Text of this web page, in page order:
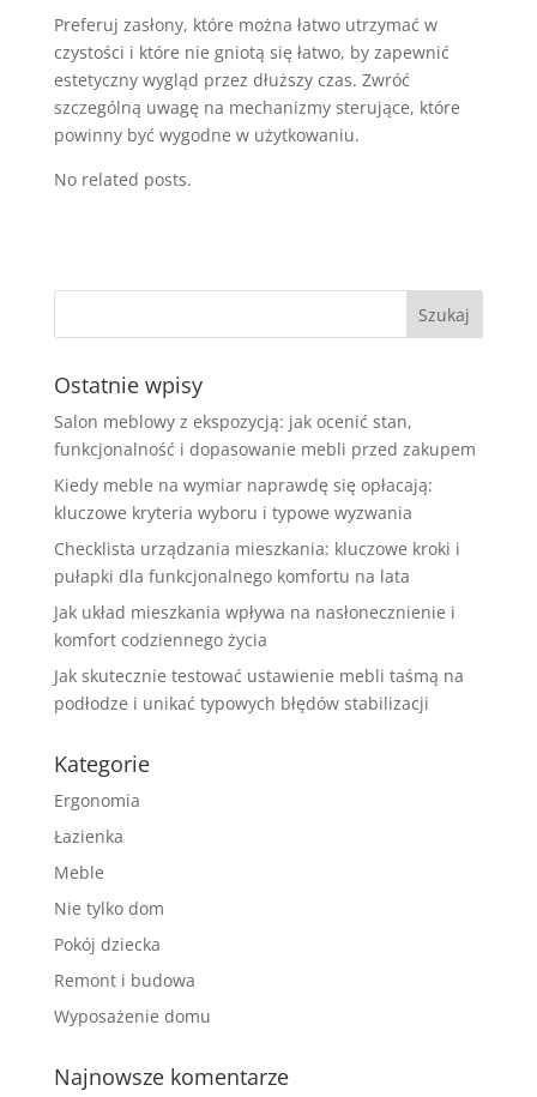
Preferuj zasłony, które można łatwo utrzymać w
czystości i które nie gniotą się łatwo, by zapewnić
estetyczny wygląd przez dłuższy czas. Zwróć
szczególną uwagę na mechanizmy sterujące, które
powinny być wygodne w użytkowaniu.
No related posts.
Ostatnie wpisy
Salon meblowy z ekspozycją: jak ocenić stan,
funkcjonalność i dopasowanie mebli przed zakupem
Kiedy meble na wymiar naprawdę się opłacają:
kluczowe kryteria wyboru i typowe wyzwania
Checklista urządzania mieszkania: kluczowe kroki i
pułapki dla funkcjonalnego komfortu na lata
Jak układ mieszkania wpływa na nasłonecznienie i
komfort codziennego życia
Jak skutecznie testować ustawienie mebli taśmą na
podłodze i unikać typowych błędów stabilizacji
Kategorie
Ergonomia
Łazienka
Meble
Nie tylko dom
Pokój dziecka
Remont i budowa
Wyposażenie domu
Najnowsze komentarze